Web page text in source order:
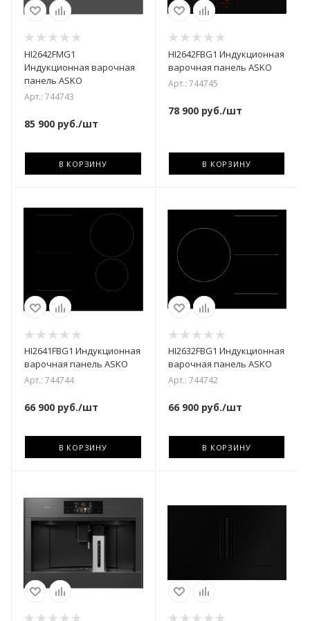
HI2642FMG1
Индукционная варочная
панель ASKO
Арт.: 744743
85 900 руб./шт
В КОРЗИНУ
HI2642FBG1 Индукционная
варочная панель ASKO
Арт.: 744745
78 900руб./шт
В КОРЗИНУ
HI2641FBG1 Индукционная
варочная панель ASKO
Арт.: 744744
66 900 руб./шт
В КОРЗИНУ
HI2632FBG1 Индукционная
варочная панель ASKO
Арт.: 744742
66 900руб./шт
В КОРЗИНУ